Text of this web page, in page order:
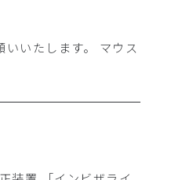
いたします。 マウス